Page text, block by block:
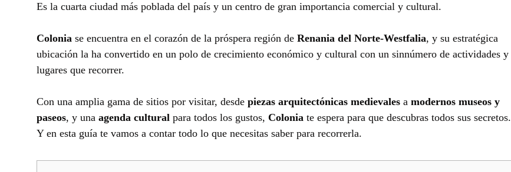
Es la cuarta ciudad más poblada del país y un centro de gran importancia comercial y cultural.
Colonia se encuentra en el corazón de la próspera región de Renania del Norte-Westfalia, y su estratégica
ubicación la ha convertido en un polo de crecimiento económico y cultural con un sinnúmero de actividades y
lugares que recorrer.
Con una amplia gama de sitios por visitar, desde piezas arquitectónicas medievales a modernos museos y
paseos, y una agenda cultural para todos los gustos, Colonia te espera para que descubras todos sus secretos.
Y en esta guía te vamos a contar todo lo que necesitas saber para recorrerla.